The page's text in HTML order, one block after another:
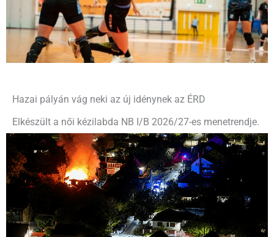
Hazai pályán vág neki az új idénynek az ÉRD
Elkészült a női kézilabda NB I/B 2026/27-es menetrendje.